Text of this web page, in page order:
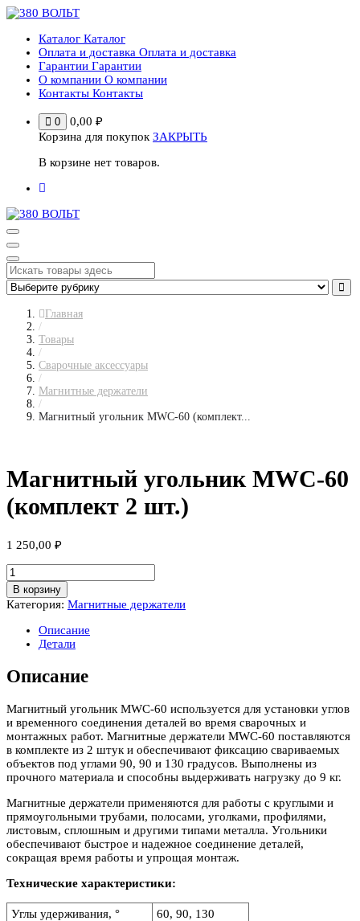
Перейти
содержимому
Каталог Каталог
Оплата и доставка Оплата и доставка
Гарантии Гарантии
О компании О компании
Контакты Контакты
0 0,00 ₽
Корзина для покупок ЗАКРЫТЬ
В корзине нет товаров.
Главная
/
Товары
/
Сварочные аксессуары
/
Магнитные держатели
/
Магнитный угольник MWС-60 (комплект...
Магнитный угольник MWС-60
(комплект 2 шт.)
1 250,00 ₽
Количество
товара
Магнитный
угольник
MWС-60
(комплект
В корзину
Категория: Магнитные держатели
Описание
Детали
Описание
Магнитный угольник MWС-60 используется для установки углов
и временного соединения деталей во время сварочных и
монтажных работ. Магнитные держатели MWС-60 поставляются
в комплекте из 2 штук и обеспечивают фиксацию свариваемых
объектов под углами 90, 90 и 130 градусов. Выполнены из
прочного материала и способны выдерживать нагрузку до 9 кг.
Магнитные держатели применяются для работы с круглыми и
прямоугольными трубами, полосами, уголками, профилями,
листовым, сплошным и другими типами металла. Угольники
обеспечивают быстрое и надежное соединение деталей,
сокращая время работы и упрощая монтаж.
Технические характеристики:
Углы удерживания, °
60, 90, 130